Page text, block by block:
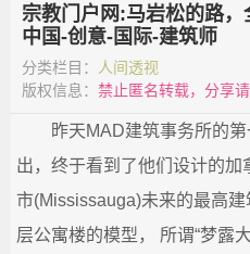
教
商
城
_
教
融
合
网-
学
网
教
商
宗教门户网:马岩松的路
中国-创意-国际-建筑师
分类栏目：
人间透视
版权信息： 禁止匿名转载，分享请
昨天MAD建筑事务所的第
出，终于看到了他们设计的加
市(Mississauga)未来的最高
层公寓楼的模型， 所谓“梦露